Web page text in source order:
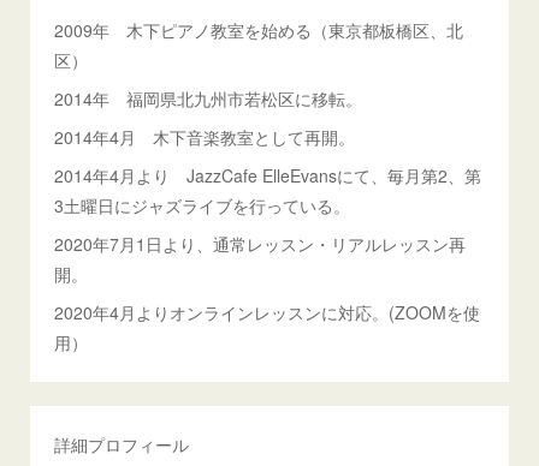
2009年 木下ピアノ教室を始める（東京都板橋区、北
区）
2014年 福岡県北九州市若松区に移転。
2014年4月 木下音楽教室として再開。
2014年4月より JazzCafe ElleEvansにて、毎月第2、第
3土曜日にジャズライブを行っている。
2020年7月1日より、通常レッスン・リアルレッスン再
開。
2020年4月よりオンラインレッスンに対応。(ZOOMを使
用）
詳細プロフィール